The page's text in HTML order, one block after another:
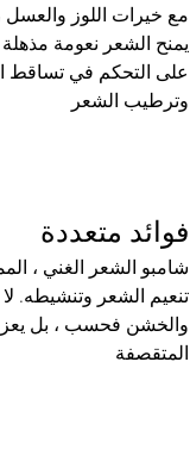
مع خيرات اللوز
يمنح الشعر نعومة
على التحكم في تساقط
وترطيب الشعر
فوائد متعددة
شامبو الشعر الغني ،
تنعيم الشعر وتنشيطه.
والخشن فحسب ، بل
المتقصفة